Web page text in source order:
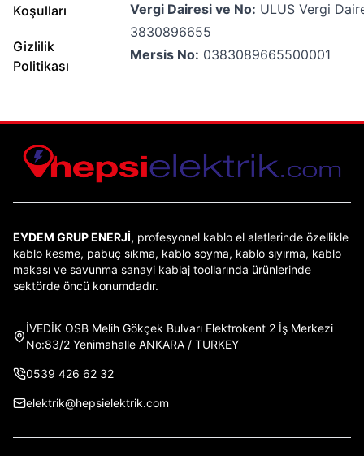
Koşulları
Gizlilik
Politikası
Vergi Dairesi ve No: ULUS Vergi
3830896655
Mersis No: 0383089665500001
EYDEM GRUP ENERJİ, profesyonel kablo el aletlerinde özellikle
kablo kesme, pabuç sıkma, kablo soyma, kablo sıyırma, kablo
makası ve savunma sanayi kablaj toollarında ürünlerinde
sektörde öncü konumdadır.
İVEDİK OSB Melih Gökçek Bulvarı Elektrokent 2 İş Merkezi
No:83/2 Yenimahalle ANKARA / TURKEY
0539 426 62 32
elektrik@hepsielektrik.com